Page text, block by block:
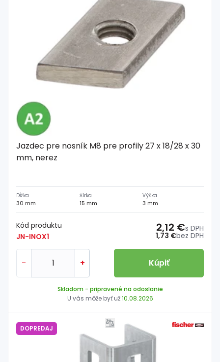
Jazdec pre nosník M8 pre profily 27 x 18/28 x 30
mm, nerez
Dĺžka
30 mm
Šírka
15 mm
Výška
3 mm
Kód produktu
JN-INOX1
1,73 €bez DPH
2,12 €s DPH
- + Kúpiť
Skladom - pripravené na odoslanie
U vás môže byť už10.08.2026
DOPREDAJ